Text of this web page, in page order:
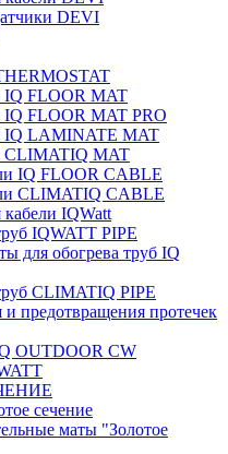
DEVI
IQ FLOOR MAT
IQ FLOOR MAT PRO
IQ LAMINATE MAT
CLIMATIQ MAT
IQ FLOOR CABLE
CLIMATIQ CABLE
IQWatt
IQWATT PIPE
для обогрева труб IQ
CLIMATIQ PIPE
предотвращения протечек
OUTDOOR CW
сечение
маты "Золотое